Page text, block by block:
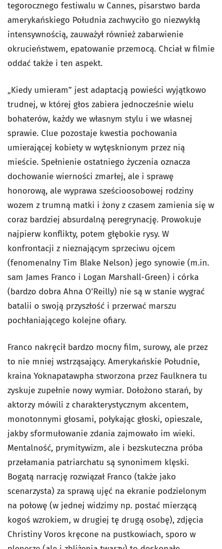
tegorocznego festiwalu w Cannes, pisarstwo barda
amerykańskiego Południa zachwyciło go niezwykłą
intensywnością, zauważył również zabarwienie
okrucieństwem, epatowanie przemocą. Chciał w filmie
oddać także i ten aspekt.
„Kiedy umieram” jest adaptacją powieści wyjątkowo
trudnej, w której głos zabiera jednocześnie wielu
bohaterów, każdy we własnym stylu i we własnej
sprawie. Clue pozostaje kwestia pochowania
umierającej kobiety w wytęsknionym przez nią
mieście. Spełnienie ostatniego życzenia oznacza
dochowanie wierności zmarłej, ale i sprawę
honorową, ale wyprawa sześcioosobowej rodziny
wozem z trumną matki i żony z czasem zamienia się w
coraz bardziej absurdalną peregrynację. Prowokuje
najpierw konflikty, potem głębokie rysy. W
konfrontacji z nieznającym sprzeciwu ojcem
(fenomenalny Tim Blake Nelson) jego synowie (m.in.
sam James Franco i Logan Marshall-Green) i córka
(bardzo dobra Ahna O’Reilly) nie są w stanie wygrać
batalii o swoją przyszłość i przerwać marszu
pochłaniającego kolejne ofiary.
Franco nakręcił bardzo mocny film, surowy, ale przez
to nie mniej wstrząsający. Amerykańskie Południe,
kraina Yoknapatawpha stworzona przez Faulknera tu
zyskuje zupełnie nowy wymiar. Dołożono starań, by
aktorzy mówili z charakterystycznym akcentem,
monotonnymi głosami, połykając głoski, opieszale,
jakby sformułowanie zdania zajmowało im wieki.
Mentalność, prymitywizm, ale i bezskuteczna próba
przełamania patriarchatu są synonimem klęski.
Bogatą narrację rozwiązał Franco (także jako
scenarzysta) za sprawą ujęć na ekranie podzielonym
na połowę (w jednej widzimy np. postać mierzącą
kogoś wzrokiem, w drugiej tę drugą osobę), zdjęcia
Christiny Voros kręcone na pustkowiach, sporo w